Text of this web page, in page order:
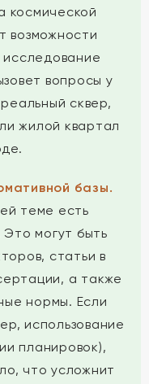
космической
возможности
вопросы у
сквер,
жилой квартал
базы.
теме есть
могут быть
статьи в
а также
нормы. Если
использование
планировок),
что усложнит